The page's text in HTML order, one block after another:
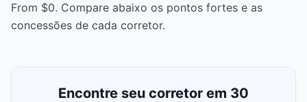
From $0. Compare abaixo os pontos fortes e as
concessões de cada corretor.
Encontre seu corretor em 30